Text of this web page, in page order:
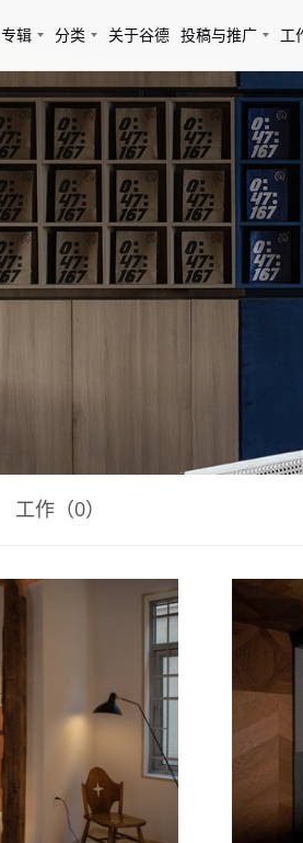
专辑 分类 关于谷德 投稿与推广 工
工作（0）